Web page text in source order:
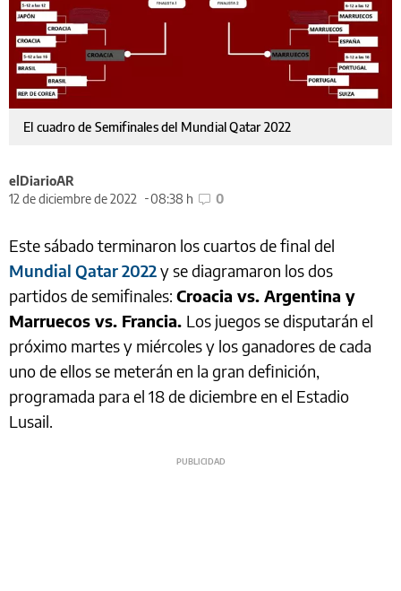
El cuadro de Semifinales del Mundial Qatar 2022
elDiarioAR
12 de diciembre de 2022
08:38 h 0
Este sábado terminaron los cuartos de final del
Mundial Qatar 2022y se diagramaron los dos
partidos de semifinales: Croacia vs. Argentina y
Marruecos vs. Francia. Los juegos se disputarán el
próximo martes y miércoles y los ganadores de cada
uno de ellos se meterán en la gran definición,
programada para el 18 de diciembre en el Estadio
Lusail.